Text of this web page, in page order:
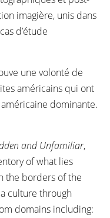
imagière, unis dans
d’étude
une volonté de
américains qui ont
dominante.
and Unfamiliar,
of what lies
the borders of the
culture through
domains including: